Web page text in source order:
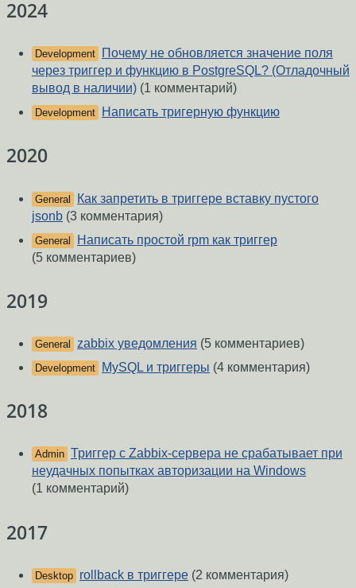
2024
Development
Почему не обновляется значение поля
через триггер и функцию в PostgreSQL? (Отладочный
вывод в наличии) (1 комментарий)
Development Написать тригерную функцию
2020
General
Как запретить в триггере вставку пустого
jsonb (3 комментария)
General
Написать простой rpm как триггер
(5 комментариев)
2019
General zabbix уведомления (5 комментариев)
Development MySQL и триггеры (4 комментария)
2018
Admin Триггер с Zabbix-сервера не срабатывает при
неудачных попытках авторизации на Windows
(1 комментарий)
2017
Desktop rollback в триггере (2 комментария)